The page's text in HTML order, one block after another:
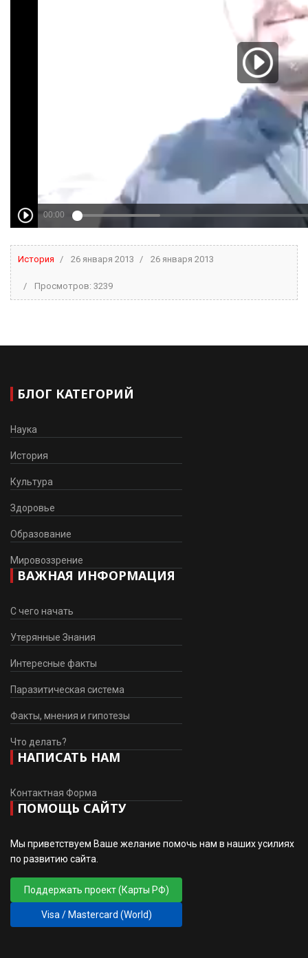
История 26 января 2013 26 января 2013
Просмотров: 3239
БЛОГ КАТЕГОРИЙ
Наука
История
Культура
Здоровье
Образование
Мировоззрение
ВАЖНАЯ ИНФОРМАЦИЯ
С чего начать
Утерянные Знания
Интересные факты
Паразитическая система
Факты, мнения и гипотезы
Что делать?
НАПИСАТЬ НАМ
Контактная Форма
ПОМОЩЬ САЙТУ
Мы приветствуем Ваше желание помочь нам в наших усилиях
по развитию сайта.
Поддержать проект (Карты РФ)
Visa / Mastercard (World)